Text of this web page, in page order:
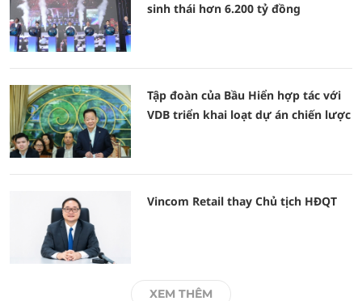
sinh thái hơn 6.200 tỷ đồng
Tập đoàn của Bầu Hiển hợp tác với
VDB triển khai loạt dự án chiến lược
Vincom Retail thay Chủ tịch HĐQT
XEM THÊM